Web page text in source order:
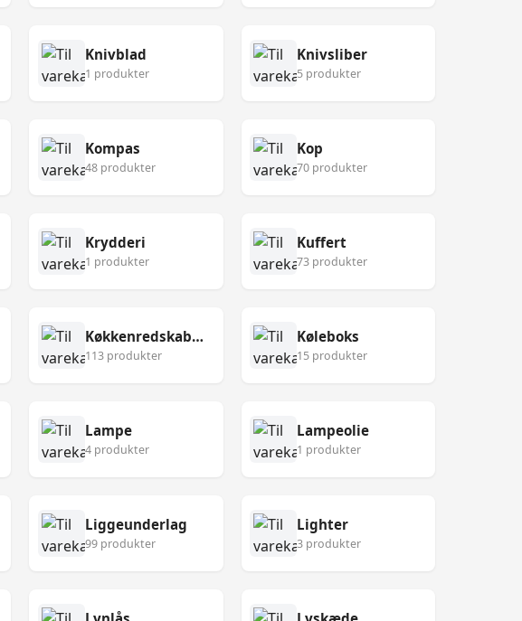
Knivblad
1 produkter
Knivsliber
5 produkter
Kompas
48 produkter
Kop
70 produkter
Krydderi
1 produkter
Kuffert
73 produkter
Køkkenredskaber
113 produkter
Køleboks
15 produkter
Lampe
4 produkter
Lampeolie
1 produkter
Liggeunderlag
99 produkter
Lighter
3 produkter